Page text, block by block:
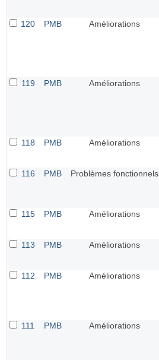
120
PMB Améliorations
119
PMB Améliorations
118
PMB Améliorations
116
PMB Problèmes fonctionnels
115
PMB Améliorations
113
PMB Améliorations
112
PMB Améliorations
111
PMB Améliorations